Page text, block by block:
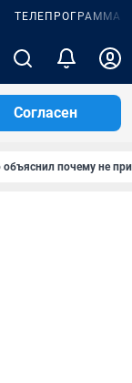
ТЕЛЕПРОГРАММА
Согласен
почему не